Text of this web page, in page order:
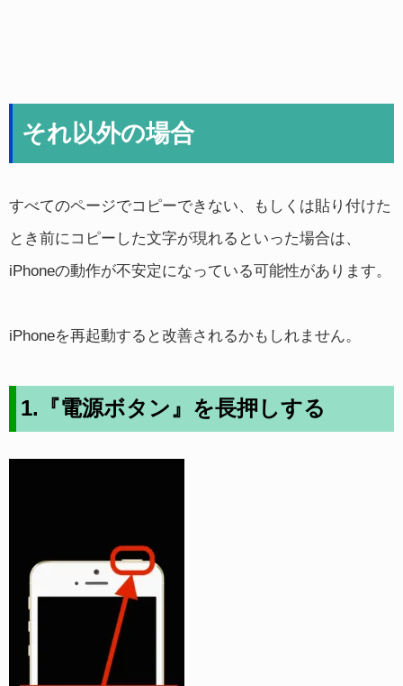
それ以外の場合
すべてのページでコピーできない、もしくは貼り付けた
とき前にコピーした文字が現れるといった場合は、
iPhoneの動作が不安定になっている可能性があります。
iPhoneを再起動すると改善されるかもしれません。
1.『電源ボタン』を長押しする